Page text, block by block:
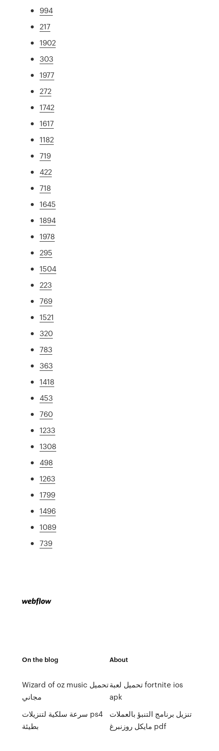
994
217
1902
303
1977
272
1742
1617
1182
719
422
718
1645
1894
1978
295
1504
223
769
1521
320
783
363
1418
453
760
1233
1308
498
1263
1799
1496
1089
739
On the blog
Wizard of oz music تحميل
مجاني
سرعة سلكية لتنزيلات ps4
بطيئة
About
تحميل لعبة fortnite ios
apk
تنزيل برنامج التنبؤ بالعملات
مايكل روزنبرغ pdf